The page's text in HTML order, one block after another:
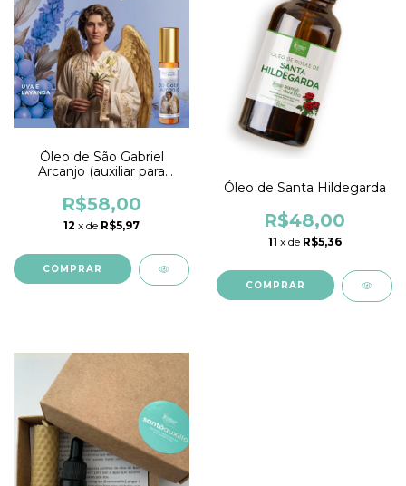
Óleo de São Gabriel
Arcanjo (auxiliar para
R$58,00
12 x de R$5,97
Óleo de Santa Hildegarda
R$48,00
11 x de R$5,36